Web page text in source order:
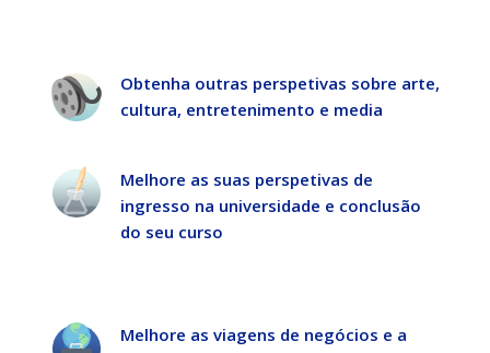
Obtenha outras perspetivas sobre arte,
cultura, entretenimento e media
Melhore as suas perspetivas de
ingresso na universidade e conclusão
do seu curso
Melhore as viagens de negócios e a